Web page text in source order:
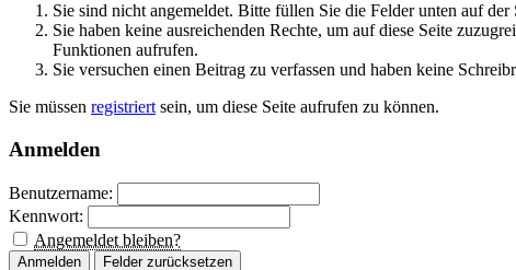
Sie sind nicht angemeldet. Bitte füllen Sie die Felder unten auf der
Sie haben keine ausreichenden Rechte, um auf diese Seite
Funktionen aufrufen.
Sie versuchen einen Beitrag zu verfassen und haben keine
Sie müssen registriert sein, um diese Seite aufrufen zu können.
Anmelden
Benutzername:
Kennwort:
Angemeldet bleiben?